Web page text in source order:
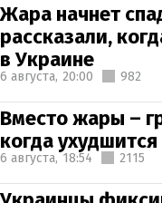
Жара начнет
рассказали,
в Украине
6 августа, 20:00 982
Вместо жары –
когда
6 августа, 18:54 2115